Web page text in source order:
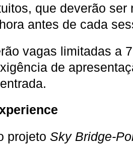
que deverão ser
antes de cada
vagas limitadas a
de
projeto Sky Bridge-